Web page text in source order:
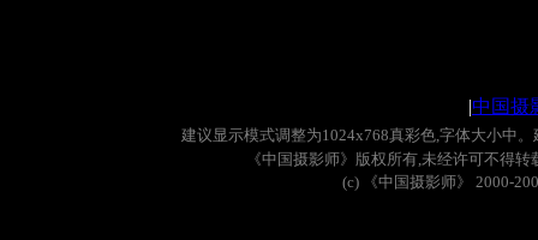
|中国摄
建议显示模式调整为1024x768真彩色,字体大小中。
《中国摄影师》版权所有,未经许可不得转
(c)
《中国摄影师》 2000-200